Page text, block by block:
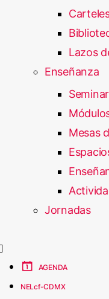
Lazos
Enseñanza
Mesas
Jornadas
AGENDA
NELcf-CDMX